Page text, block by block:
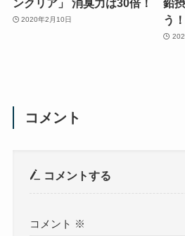
2020年2月10日
う！
コメント
コメントする
コメント ※